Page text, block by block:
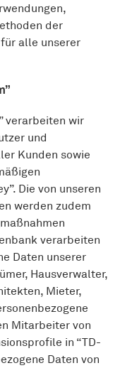
der
alle unserer
verarbeiten wir
und
Kunden sowie
Die von unseren
werden zudem
verarbeiten
Daten unserer
Hausverwalter,
Mieter,
Mitarbeiter von
in “TD-
Daten von